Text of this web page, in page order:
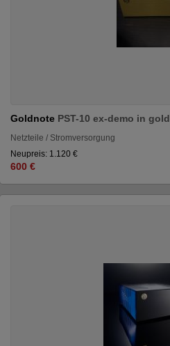
Goldnote PST-10 ex-demo in gold
Netzteile / Stromversorgung
Neupreis: 1.120 €
600 €